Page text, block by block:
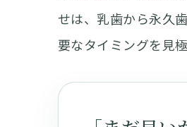
せは、乳歯から永久
要なタイミングを見